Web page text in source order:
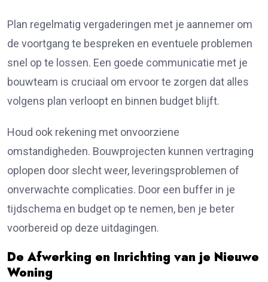
Plan regelmatig vergaderingen met je aannemer om
de voortgang te bespreken en eventuele problemen
snel op te lossen. Een goede communicatie met je
bouwteam is cruciaal om ervoor te zorgen dat alles
volgens plan verloopt en binnen budget blijft.
Houd ook rekening met onvoorziene
omstandigheden. Bouwprojecten kunnen vertraging
oplopen door slecht weer, leveringsproblemen of
onverwachte complicaties. Door een buffer in je
tijdschema en budget op te nemen, ben je beter
voorbereid op deze uitdagingen.
De Afwerking en Inrichting van je Nieuwe
Woning